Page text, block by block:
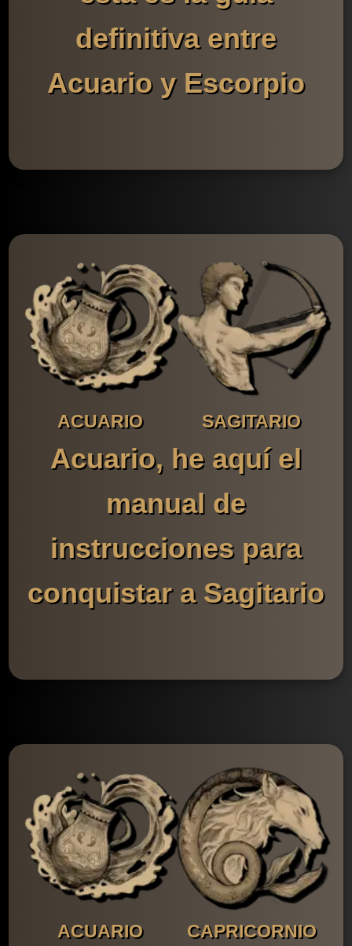
definitiva entre
Acuario y Escorpio
ACUARIO SAGITARIO
Acuario, he aquí el
manual de
instrucciones para
conquistar a Sagitario
ACUARIO CAPRICORNIO